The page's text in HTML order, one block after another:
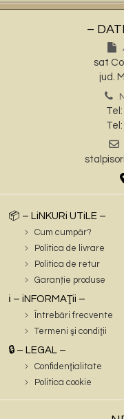
–
sat
jud.
📦 – LiNKURi UTiLE –
Cum cumpăr?
Politica de livrare
Politica de retur
Garanție produse
ℹ️ – iNFORMAŢii –
Întrebări frecvente
Termeni şi condiţii
🔒 – LEGAL –
Confidenţialitate
Politica cookie